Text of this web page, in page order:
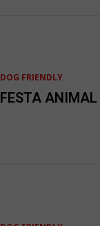
DOG FRIENDLY
FESTA